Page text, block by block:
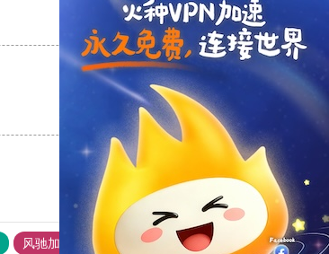
支持 [0] 反对 [0]
支持
风驰加速器 旋风加速器